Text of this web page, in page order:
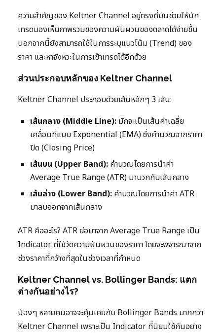
ความสำคัญของ Keltner Channel อยู่ตรงที่มันช่วยให้นัก
เทรดมองเห็นภาพรวมของความผันผวนของตลาดได้ง่ายขึ้น
นอกจากนี้ยังสามารถใช้ในการระบุแนวโน้ม (Trend) ของ
ราคา และหาจังหวะในการเข้าเทรดได้อีกด้วย
ส่วนประกอบหลักของ Keltner Channel
Keltner Channel ประกอบด้วยเส้นหลักๆ 3 เส้น:
เส้นกลาง (Middle Line): มักจะเป็นเส้นค่าเฉลี่ย
เคลื่อนที่แบบ Exponential (EMA) ซึ่งคำนวณจากราคา
ปิด (Closing Price)
เส้นบน (Upper Band): คำนวณโดยการนำค่า
Average True Range (ATR) มาบวกกับเส้นกลาง
เส้นล่าง (Lower Band): คำนวณโดยการนำค่า ATR
มาลบออกจากเส้นกลาง
ATR คืออะไร? ATR ย่อมาจาก Average True Range เป็น
Indicator ที่ใช้วัดความผันผวนของราคา โดยจะพิจารณาจาก
ช่วงราคาที่กว้างที่สุดในช่วงเวลาที่กำหนด
Keltner Channel vs. Bollinger Bands: แตก
ต่างกันอย่างไร?
น้องๆ หลายคนอาจจะคุ้นเคยกับ Bollinger Bands มากกว่า
Keltner Channel เพราะเป็น Indicator ที่นิยมใช้กันอย่าง